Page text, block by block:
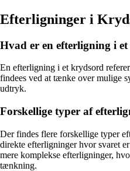
Efterligninger i
Hvad er en efterligning i
En efterligning i et krydsord
findees ved at tænke over mulige
udtryk.
Forskellige typer af
Der findes flere forskellige typer
direkte efterligninger hvor svaret
mere komplekse efterligninger,
tænkning.